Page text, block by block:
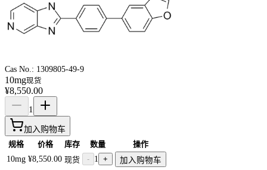
Cas No.: 1309805-49-9
10mg现货
¥8,550.00
1
加入购物车
规格 价格 库存 数量
操作
10mg ¥8,550.00 现货 - 1 +
加入购物车